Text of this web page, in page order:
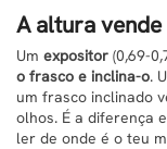
A altura vende
Um expositor (0,69-
o frasco e inclina-o.
um frasco inclinado
olhos. É a diferença
ler de onde é o teu